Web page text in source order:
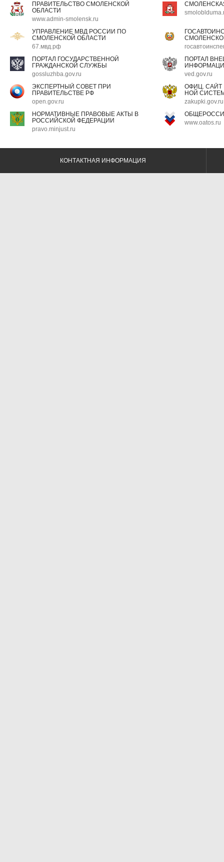
ПРАВИТЕЛЬСТВО СМОЛЕНСКОЙ
ОБЛАСТИ
www.admin-smolensk.ru
УПРАВЛЕНИЕ МВД РОССИИ ПО
СМОЛЕНСКОЙ ОБЛАСТИ
67.мвд.рф
ПОРТАЛ ГОСУДАРСТВЕННОЙ
ГРАЖДАНСКОЙ СЛУЖБЫ
gossluzhba.gov.ru
ПОРТАЛ
ved.gov.ru
ЭКСПЕРТНЫЙ СОВЕТ ПРИ
ПРАВИТЕЛЬСТВЕ РФ
open.gov.ru
ОФИЦ.
НОЙ
zakupki.gov.ru
НОРМАТИВНЫЕ ПРАВОВЫЕ АКТЫ В
РОССИЙСКОЙ ФЕДЕРАЦИИ
pravo.minjust.ru
www.oatos.ru
КОНТАКТНАЯ ИНФОРМАЦИЯ